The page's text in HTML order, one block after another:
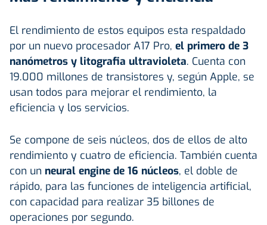
El rendimiento de estos equipos esta respaldado
por un nuevo procesador A17 Pro, el primero de 3
nanómetros y litografia ultravioleta. Cuenta con
19.000 millones de transistores y, según Apple, se
usan todos para mejorar el rendimiento, la
eficiencia y los servicios.
Se compone de seis núcleos, dos de ellos de alto
rendimiento y cuatro de eficiencia. También cuenta
con un neural engine de 16 núcleos, el doble de
rápido, para las funciones de inteligencia artificial,
con capacidad para realizar 35 billones de
operaciones por segundo.